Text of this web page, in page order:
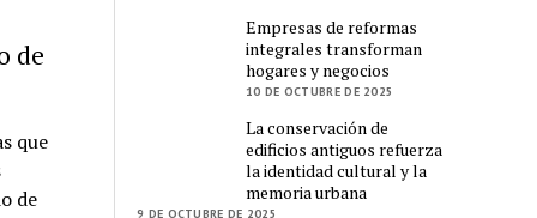
de
que
de
Empresas de reformas
integrales transforman
hogares y negocios
10 DE OCTUBRE DE 2025
La conservación de
edificios antiguos refuerza
la identidad cultural y la
memoria urbana
9 DE OCTUBRE DE 2025